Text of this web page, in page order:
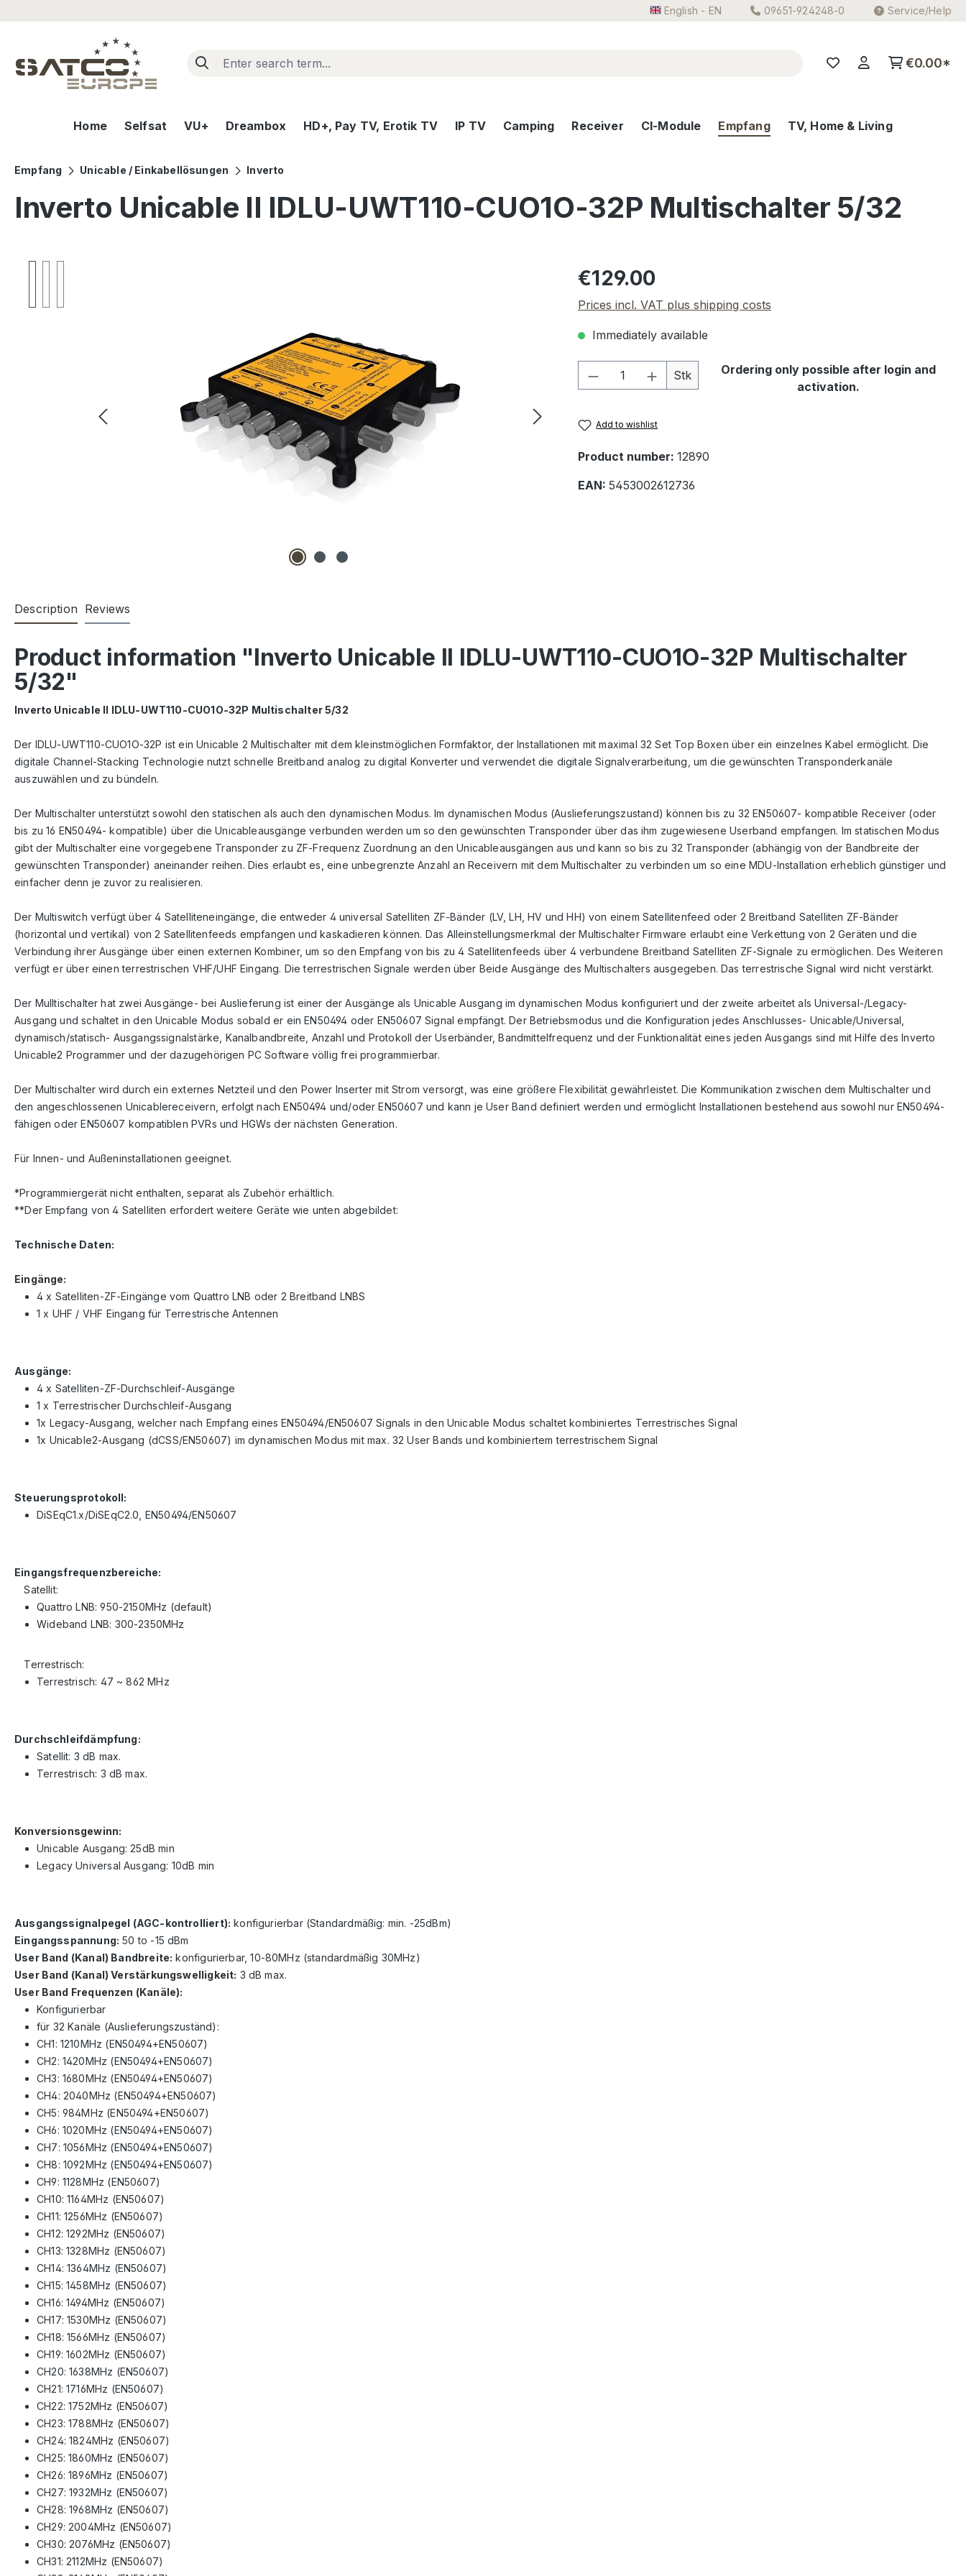
English - EN 09651-924248-0 Service/Help
€0.00*
Home Selfsat VU+ Dreambox HD+, Pay TV, Erotik TV IP TV Camping Receiver CI-Module Empfang TV, Home & Living
Empfang Unicable / Einkabellösungen Inverto
Inverto Unicable II IDLU-UWT110-CUO1O-32P Multischalter 5/32
Regular price:
€129.00
Prices incl. VAT plus shipping costs
Immediately available
Product Quantity: Enter the desired amount
Stk
Ordering only possible after login and
activation.
Add to wishlist
Product number: 12890
EAN: 5453002612736
Description Reviews
Product information "Inverto Unicable II IDLU-UWT110-CUO1O-32P Multischalter
5/32"
Inverto Unicable II IDLU-UWT110-CUO1O-32P Multischalter 5/32
Der IDLU-UWT110-CUO1O-32P ist ein Unicable 2 Multischalter mit dem kleinstmöglichen Formfaktor, der Installationen mit maximal 32 Set Top Boxen über ein einzelnes Kabel ermöglicht. Die
digitale Channel-Stacking Technologie nutzt schnelle Breitband analog zu digital Konverter und verwendet die digitale Signalverarbeitung, um die gewünschten Transponderkanäle
auszuwählen und zu bündeln.
Der Multischalter unterstützt sowohl den statischen als auch den dynamischen Modus. Im dynamischen Modus (Auslieferungszustand) können bis zu 32 EN50607- kompatible Receiver (oder
bis zu 16 EN50494- kompatible) über die Unicableausgänge verbunden werden um so den gewünschten Transponder über das ihm zugewiesene Userband empfangen. Im statischen Modus
gibt der Multischalter eine vorgegebene Transponder zu ZF-Frequenz Zuordnung an den Unicableausgängen aus und kann so bis zu 32 Transponder (abhängig von der Bandbreite der
gewünschten Transponder) aneinander reihen. Dies erlaubt es, eine unbegrenzte Anzahl an Receivern mit dem Multischalter zu verbinden um so eine MDU-Installation erheblich günstiger und
einfacher denn je zuvor zu realisieren.
Der Multiswitch verfügt über 4 Satelliteneingänge, die entweder 4 universal Satelliten ZF-Bänder (LV, LH, HV und HH) von einem Satellitenfeed oder 2 Breitband Satelliten ZF-Bänder
(horizontal und vertikal) von 2 Satellitenfeeds empfangen und kaskadieren können. Das Alleinstellungsmerkmal der Multischalter Firmware erlaubt eine Verkettung von 2 Geräten und die
Verbindung ihrer Ausgänge über einen externen Kombiner, um so den Empfang von bis zu 4 Satellitenfeeds über 4 verbundene Breitband Satelliten ZF-Signale zu ermöglichen. Des Weiteren
verfügt er über einen terrestrischen VHF/UHF Eingang. Die terrestrischen Signale werden über Beide Ausgänge des Multischalters ausgegeben. Das terrestrische Signal wird nicht verstärkt.
Der Mulltischalter hat zwei Ausgänge- bei Auslieferung ist einer der Ausgänge als Unicable Ausgang im dynamischen Modus konfiguriert und der zweite arbeitet als Universal-/Legacy-
Ausgang und schaltet in den Unicable Modus sobald er ein EN50494 oder EN50607 Signal empfängt. Der Betriebsmodus und die Konfiguration jedes Anschlusses- Unicable/Universal,
dynamisch/statisch- Ausgangssignalstärke, Kanalbandbreite, Anzahl und Protokoll der Userbänder, Bandmittelfrequenz und der Funktionalität eines jeden Ausgangs sind mit Hilfe des Inverto
Unicable2 Programmer und der dazugehörigen PC Software völlig frei programmierbar.
Der Multischalter wird durch ein externes Netzteil und den Power Inserter mit Strom versorgt, was eine größere Flexibilität gewährleistet. Die Kommunikation zwischen dem Multischalter und
den angeschlossenen Unicablereceivern, erfolgt nach EN50494 und/oder EN50607 und kann je User Band definiert werden und ermöglicht Installationen bestehend aus sowohl nur EN50494-
fähigen oder EN50607 kompatiblen PVRs und HGWs der nächsten Generation.
Für Innen- und Außeninstallationen geeignet.
*Programmiergerät nicht enthalten, separat als Zubehör erhältlich.
**Der Empfang von 4 Satelliten erfordert weitere Geräte wie unten abgebildet:
Technische Daten:
Eingänge:
4 x Satelliten-ZF-Eingänge vom Quattro LNB oder 2 Breitband LNBS
1 x UHF / VHF Eingang für Terrestrische Antennen
Ausgänge:
4 x Satelliten-ZF-Durchschleif-Ausgänge
1 x Terrestrischer Durchschleif-Ausgang
1x Legacy-Ausgang, welcher nach Empfang eines EN50494/EN50607 Signals in den Unicable Modus schaltet kombiniertes Terrestrisches Signal
1x Unicable2-Ausgang (dCSS/EN50607) im dynamischen Modus mit max. 32 User Bands und kombiniertem terrestrischem Signal
Steuerungsprotokoll:
DiSEqC1.x/DiSEqC2.0, EN50494/EN50607
Eingangsfrequenzbereiche:
Satellit:
Quattro LNB: 950-2150MHz (default)
Wideband LNB: 300-2350MHz
Terrestrisch:
Terrestrisch: 47 ~ 862 MHz
Durchschleifdämpfung:
Satellit: 3 dB max.
Terrestrisch: 3 dB max.
Konversionsgewinn:
Unicable Ausgang: 25dB min
Legacy Universal Ausgang: 10dB min
Ausgangssignalpegel (AGC-kontrolliert): konfigurierbar (Standardmäßig: min. -25dBm)
Eingangsspannung: 50 to -15 dBm
User Band (Kanal) Bandbreite: konfigurierbar, 10-80MHz (standardmäßig 30MHz)
User Band (Kanal) Verstärkungswelligkeit: 3 dB max.
User Band Frequenzen (Kanäle):
Konfigurierbar
für 32 Kanäle (Auslieferungszuständ):
CH1: 1210MHz (EN50494+EN50607)
CH2: 1420MHz (EN50494+EN50607)
CH3: 1680MHz (EN50494+EN50607)
CH4: 2040MHz (EN50494+EN50607)
CH5: 984MHz (EN50494+EN50607)
CH6: 1020MHz (EN50494+EN50607)
CH7: 1056MHz (EN50494+EN50607)
CH8: 1092MHz (EN50494+EN50607)
CH9: 1128MHz (EN50607)
CH10: 1164MHz (EN50607)
CH11: 1256MHz (EN50607)
CH12: 1292MHz (EN50607)
CH13: 1328MHz (EN50607)
CH14: 1364MHz (EN50607)
CH15: 1458MHz (EN50607)
CH16: 1494MHz (EN50607)
CH17: 1530MHz (EN50607)
CH18: 1566MHz (EN50607)
CH19: 1602MHz (EN50607)
CH20: 1638MHz (EN50607)
CH21: 1716MHz (EN50607)
CH22: 1752MHz (EN50607)
CH23: 1788MHz (EN50607)
CH24: 1824MHz (EN50607)
CH25: 1860MHz (EN50607)
CH26: 1896MHz (EN50607)
CH27: 1932MHz (EN50607)
CH28: 1968MHz (EN50607)
CH29: 2004MHz (EN50607)
CH30: 2076MHz (EN50607)
CH31: 2112MHz (EN50607)